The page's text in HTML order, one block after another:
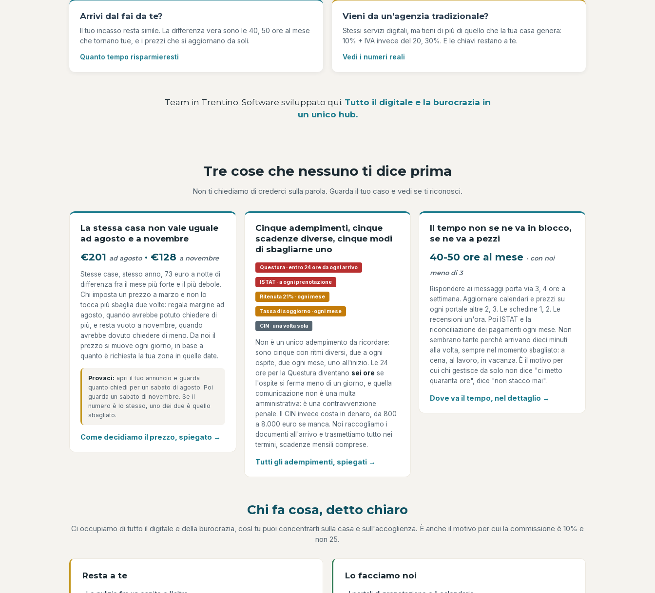
Arrivi dal fai da te?
Il tuo incasso resta simile. La differenza vera sono le 40, 50 ore al mese
che tornano tue, e i prezzi che si aggiornano da soli.
Quanto tempo risparmieresti
Vieni da un'agenzia tradizionale?
Stessi servizi digitali, ma tieni di più di quello che la tua casa genera:
10% + IVA invece del 20, 30%. E le chiavi restano a te.
Vedi i numeri reali
Team in Trentino. Software sviluppato qui. Tutto il digitale e la burocrazia in
un unico hub.
Tre cose che nessuno ti dice prima
Non ti chiediamo di crederci sulla parola. Guarda il tuo caso e vedi se ti riconosci.
La stessa casa non vale uguale
ad agosto e a novembre
€201 ad agosto· €128 a novembre
Stesse case, stesso anno, 73 euro a notte di
differenza fra il mese più forte e il più debole.
Chi imposta un prezzo a marzo e non lo
tocca più sbaglia due volte: regala margine ad
agosto, quando avrebbe potuto chiedere di
più, e resta vuoto a novembre, quando
avrebbe dovuto chiedere di meno. Da noi il
prezzo si muove ogni giorno, in base a
quanto è richiesta la tua zona in quelle date.
Provaci: apri il tuo annuncio e guarda
quanto chiedi per un sabato di agosto. Poi
guarda un sabato di novembre. Se il
numero è lo stesso, uno dei due è quello
sbagliato.
Come decidiamo il prezzo, spiegato →
Cinque adempimenti, cinque
scadenze diverse, cinque modi
di sbagliarne uno
Questura · entro 24 ore da ogni arrivo
ISTAT · a ogni prenotazione
Ritenuta 21% · ogni mese
Tassa di soggiorno · ogni mese
CIN · una volta sola
Non è un unico adempimento da ricordare:
sono cinque con ritmi diversi, due a ogni
ospite, due ogni mese, uno all'inizio. Le 24
ore per la Questura diventano sei ore se
l'ospite si ferma meno di un giorno, e quella
comunicazione non è una multa
amministrativa: è una contravvenzione
penale. Il CIN invece costa in denaro, da 800
a 8.000 euro se manca. Noi raccogliamo i
documenti all'arrivo e trasmettiamo tutto nei
termini, scadenze mensili comprese.
Tutti gli adempimenti, spiegati →
Il tempo non se ne va in blocco,
se ne va a pezzi
40-50 ore al mese · con noi
meno di 3
Rispondere ai messaggi porta via 3, 4 ore a
settimana. Aggiornare calendari e prezzi su
ogni portale altre 2, 3. Le schedine 1, 2. Le
recensioni un'ora. Poi ISTAT e la
riconciliazione dei pagamenti ogni mese. Non
sembrano tante perché arrivano dieci minuti
alla volta, sempre nel momento sbagliato: a
cena, al lavoro, in vacanza. È il motivo per
cui chi gestisce da solo non dice "ci metto
quaranta ore", dice "non stacco mai".
Dove va il tempo, nel dettaglio →
Chi fa cosa, detto chiaro
Ci occupiamo di tutto il digitale e della burocrazia, così tu puoi concentrarti sulla casa e sull'accoglienza. È anche il motivo per cui la commissione è 10% e
non 25.
Resta a te Lo facciamo noi